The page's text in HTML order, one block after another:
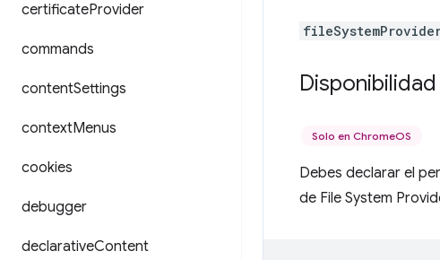
certificateProvider
commands
contentSettings
contextMenus
cookies
debugger
declarativeContent
Disponibilidad
Solo en ChromeOS
Debes declarar el
de File System